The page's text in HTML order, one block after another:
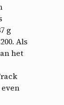
g
Als
het